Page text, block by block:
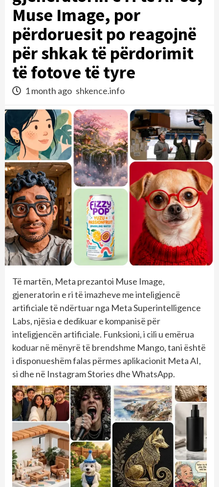
Muse Image, por
përdoruesit po reagojnë
për shkak të përdorimit
të fotove të tyre
1 month ago shkence.info
Të martën, Meta prezantoi Muse Image,
gjeneratorin e ri të imazheve me inteligjencë
artificiale të ndërtuar nga Meta Superintelligence
Labs, njësia e dedikuar e kompanisë për
inteligjencën artificiale. Funksioni, i cili u emërua
koduar në mënyrë të brendshme Mango, tani është
i disponueshëm falas përmes aplikacionit Meta AI,
si dhe në Instagram Stories dhe WhatsApp.